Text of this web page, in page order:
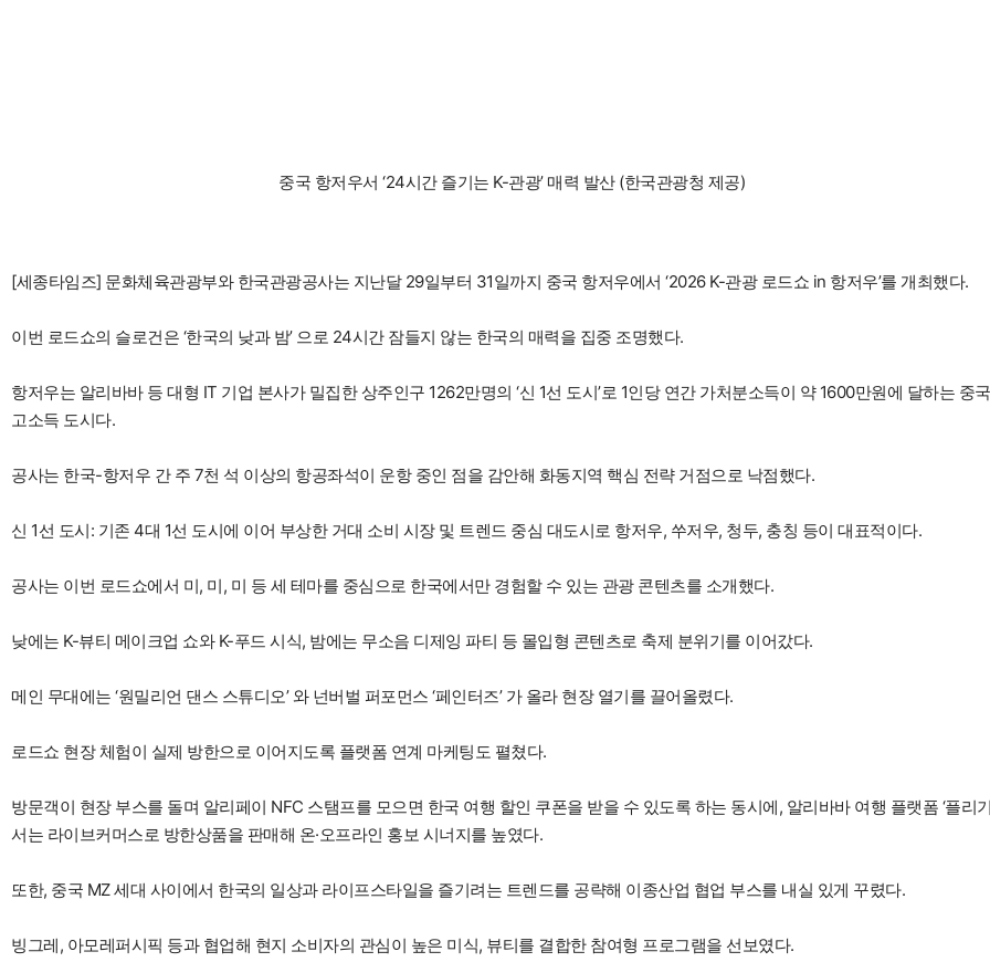
중국 항저우서 ‘24시간 즐기는 K-관광’ 매력 발산 (한국관광청 제공)
[세종타임즈] 문화체육관광부와 한국관광공사는 지난달 29일부터 31일까지 중국 항저우에서 ‘2026 K-관광 로드쇼 in 항저우’를 개최했다.
이번 로드쇼의 슬로건은 ‘한국의 낮과 밤’ 으로 24시간 잠들지 않는 한국의 매력을 집중 조명했다.
항저우는 알리바바 등 대형 IT 기업 본사가 밀집한 상주인구 1262만명의 ‘신 1선 도시’로 1인당 연간 가처분소득이 약 1600만원에 달하는 중
고소득 도시다.
공사는 한국-항저우 간 주 7천 석 이상의 항공좌석이 운항 중인 점을 감안해 화동지역 핵심 전략 거점으로 낙점했다.
신 1선 도시: 기존 4대 1선 도시에 이어 부상한 거대 소비 시장 및 트렌드 중심 대도시로 항저우, 쑤저우, 청두, 충칭 등이 대표적이다.
공사는 이번 로드쇼에서 미, 미, 미 등 세 테마를 중심으로 한국에서만 경험할 수 있는 관광 콘텐츠를 소개했다.
낮에는 K-뷰티 메이크업 쇼와 K-푸드 시식, 밤에는 무소음 디제잉 파티 등 몰입형 콘텐츠로 축제 분위기를 이어갔다.
메인 무대에는 ‘원밀리언 댄스 스튜디오’ 와 넌버벌 퍼포먼스 ‘페인터즈’ 가 올라 현장 열기를 끌어올렸다.
로드쇼 현장 체험이 실제 방한으로 이어지도록 플랫폼 연계 마케팅도 펼쳤다.
방문객이 현장 부스를 돌며 알리페이 NFC 스탬프를 모으면 한국 여행 할인 쿠폰을 받을 수 있도록 하는 동시에, 알리바바 여행 플랫폼 ‘플리기
서는 라이브커머스로 방한상품을 판매해 온·오프라인 홍보 시너지를 높였다.
또한, 중국 MZ 세대 사이에서 한국의 일상과 라이프스타일을 즐기려는 트렌드를 공략해 이종산업 협업 부스를 내실 있게 꾸렸다.
빙그레, 아모레퍼시픽 등과 협업해 현지 소비자의 관심이 높은 미식, 뷰티를 결합한 참여형 프로그램을 선보였다.